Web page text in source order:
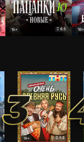
16+ 8.5 18+
3
18+ 7.3